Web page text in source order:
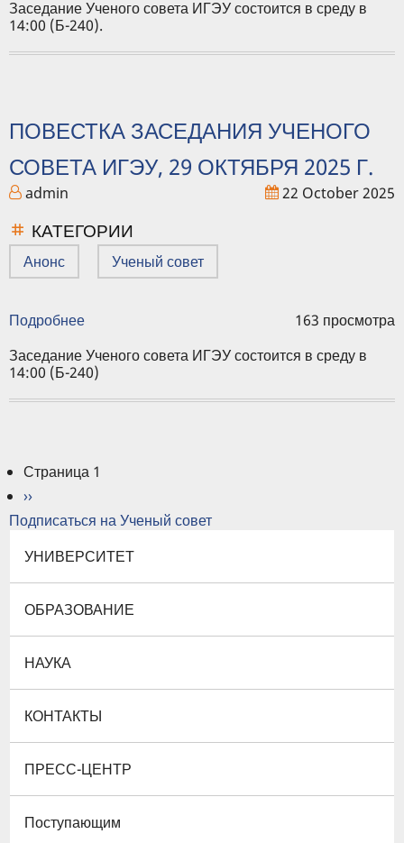
заседания
Ученого
ИГЭУ,
г.
Заседание Ученого совета ИГЭУ состоится в среду в
14:00 (Б-240).
ПОВЕСТКА ЗАСЕДАНИЯ УЧЕНОГО
СОВЕТА ИГЭУ, 29 ОКТЯБРЯ 2025 Г.
admin 22 October 2025
КАТЕГОРИИ
Анонс Ученый совет
Подробнее
заседания
Ученого
ИГЭУ,
г.
163 просмотра
Заседание Ученого совета ИГЭУ состоится в среду в
14:00 (Б-240)
Нумерация
страниц
Страница 1
Следующая
страница
››
Подписаться на Ученый совет
УНИВЕРСИТЕТ
ОБРАЗОВАНИЕ
НАУКА
КОНТАКТЫ
ПРЕСС-ЦЕНТР
Поступающим